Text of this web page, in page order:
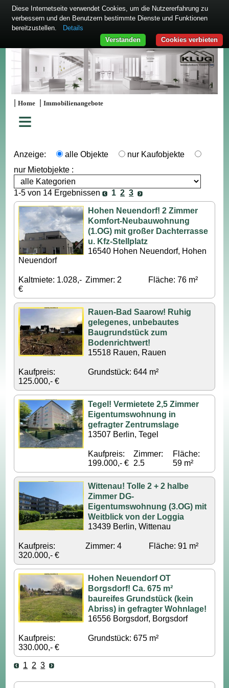
|Home |Immobilienangebote
≡
Anzeige: alle Objekte
nur Kaufobjekte
nur Mietobjekte :
1-5 von 14 Ergebnissen 1 2 3
Hohen Neuendorf! 2 Zimmer
Komfort-Neubauwohnung
(1.OG) mit großer Dachterrasse
u. Kfz-Stellplatz
16540 Hohen Neuendorf, Hohen
Neuendorf
Kaltmiete: 1.028,-
€
Zimmer: 2 Fläche: 76 m²
Rauen-Bad Saarow! Ruhig
gelegenes, unbebautes
Baugrundstück zum
Bodenrichtwert!
15518 Rauen, Rauen
Kaufpreis:
125.000,- €
Grundstück: 644 m²
Tegel! Vermietete 2,5 Zimmer
Eigentumswohnung in
gefragter Zentrumslage
13507 Berlin, Tegel
Kaufpreis:
199.000,- €
Zimmer:
2.5
Fläche:
59 m²
Wittenau! Tolle 2 + 2 halbe
Zimmer DG-
Eigentumswohnung (3.OG) mit
Weitblick von der Loggia
13439 Berlin, Wittenau
Kaufpreis:
320.000,- €
Zimmer: 4 Fläche: 91 m²
Hohen Neuendorf OT
Borgsdorf! Ca. 675 m²
baureifes Grundstück (kein
Abriss) in gefragter Wohnlage!
16556 Borgsdorf, Borgsdorf
Kaufpreis:
330.000,- €
Grundstück: 675 m²
1 2 3
Diese Internetseite verwendet Cookies, um die Nutzererfahrung zu
verbessern und den Benutzern bestimmte Dienste und Funktionen
bereitzustellen.
Details
Cookies verbieten
Verstanden